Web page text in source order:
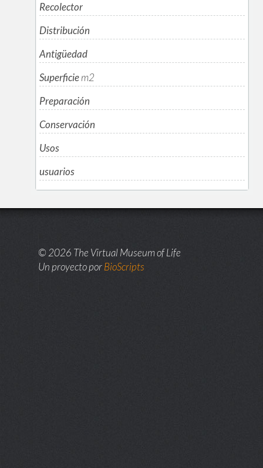
Recolector
Distribución
Antigüedad
Superficiem2
Preparación
Conservación
Usos
usuarios
© 2026 The Virtual Museum of Life
Un proyecto porBioScripts